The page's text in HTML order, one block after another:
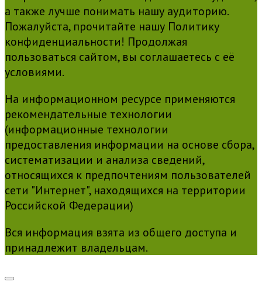
а также лучше понимать нашу аудиторию.
Пожалуйста, прочитайте нашу Политику
конфиденциальности! Продолжая
пользоваться сайтом, вы соглашаетесь с её
условиями.
На информационном ресурсе применяются
рекомендательные технологии
(информационные технологии
предоставления информации на основе сбора,
систематизации и анализа сведений,
относящихся к предпочтениям пользователей
сети "Интернет", находящихся на территории
Российской Федерации)
Вся информация взята из общего доступа и
принадлежит владельцам.